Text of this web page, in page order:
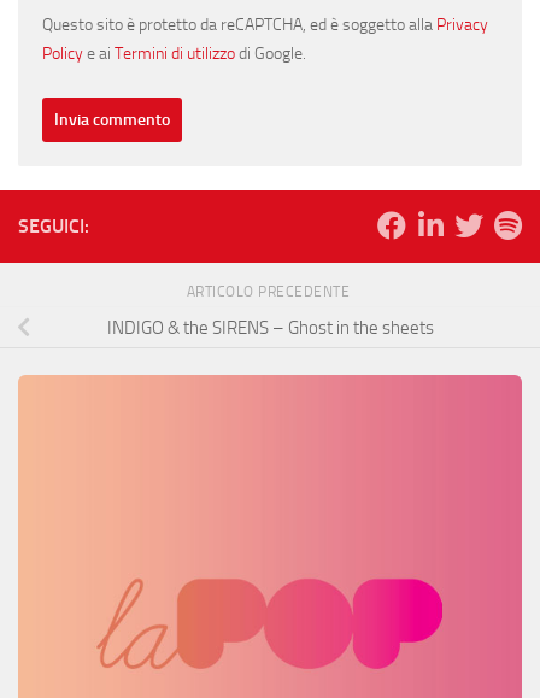
Questo sito è protetto da reCAPTCHA, ed è soggetto alla Privacy
Policye ai Termini di utilizzodi Google.
SEGUICI:
ARTICOLO PRECEDENTE
INDIGO & the SIRENS – Ghost in the sheets